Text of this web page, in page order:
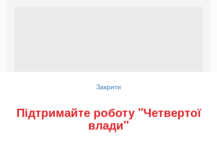
Закрити
Підтримайте роботу "Четвертої
влади"